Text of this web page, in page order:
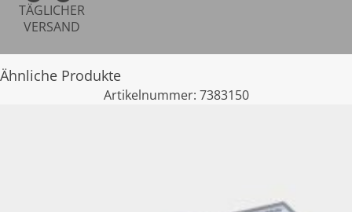
TÄGLICHER
VERSAND
Ähnliche Produkte
Artikelnummer: 7383150